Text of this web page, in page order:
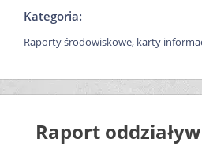
Kategoria:
Raporty środowiskowe, karty
Raport